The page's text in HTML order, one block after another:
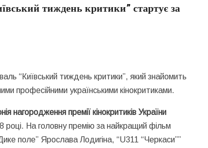
тиждень критики” стартує за
“Київський тиждень критики”, який знайомить
професійними українськими кінокритиками.
нагородження премії кінокритиків України
На головну премію за найкращий фільм
поле” Ярослава Лодигіна, “U311 “Черкаси””